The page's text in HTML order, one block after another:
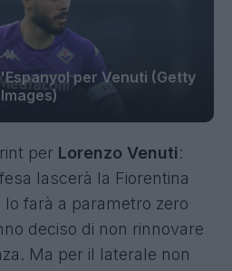
per Venuti (Getty
Images)
per Lorenzo Venuti:
lascerà la Fiorentina
farà a parametro zero
deciso di non rinnovare
Ma per il laterale non